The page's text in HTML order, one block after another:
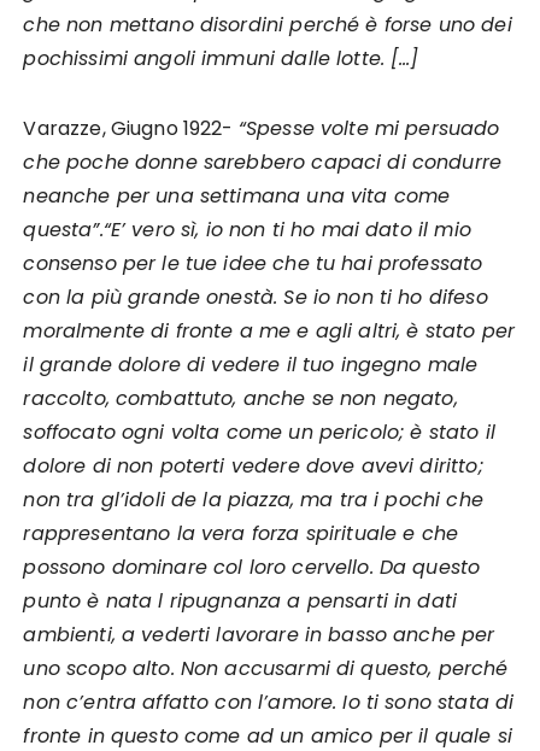
che non mettano disordini perché è forse uno dei
pochissimi angoli immuni dalle lotte. […]
Varazze, Giugno 1922- “Spesse volte mi persuado
che poche donne sarebbero capaci di condurre
neanche per una settimana una vita come
questa”.“E’ vero sì, io non ti ho mai dato il mio
consenso per le tue idee che tu hai professato
con la più grande onestà. Se io non ti ho difeso
moralmente di fronte a me e agli altri, è stato per
il grande dolore di vedere il tuo ingegno male
raccolto, combattuto, anche se non negato,
soffocato ogni volta come un pericolo; è stato il
dolore di non poterti vedere dove avevi diritto;
non tra gl’idoli de la piazza, ma tra i pochi che
rappresentano la vera forza spirituale e che
possono dominare col loro cervello. Da questo
punto è nata l ripugnanza a pensarti in dati
ambienti, a vederti lavorare in basso anche per
uno scopo alto. Non accusarmi di questo, perché
non c’entra affatto con l’amore. Io ti sono stata di
fronte in questo come ad un amico per il quale si